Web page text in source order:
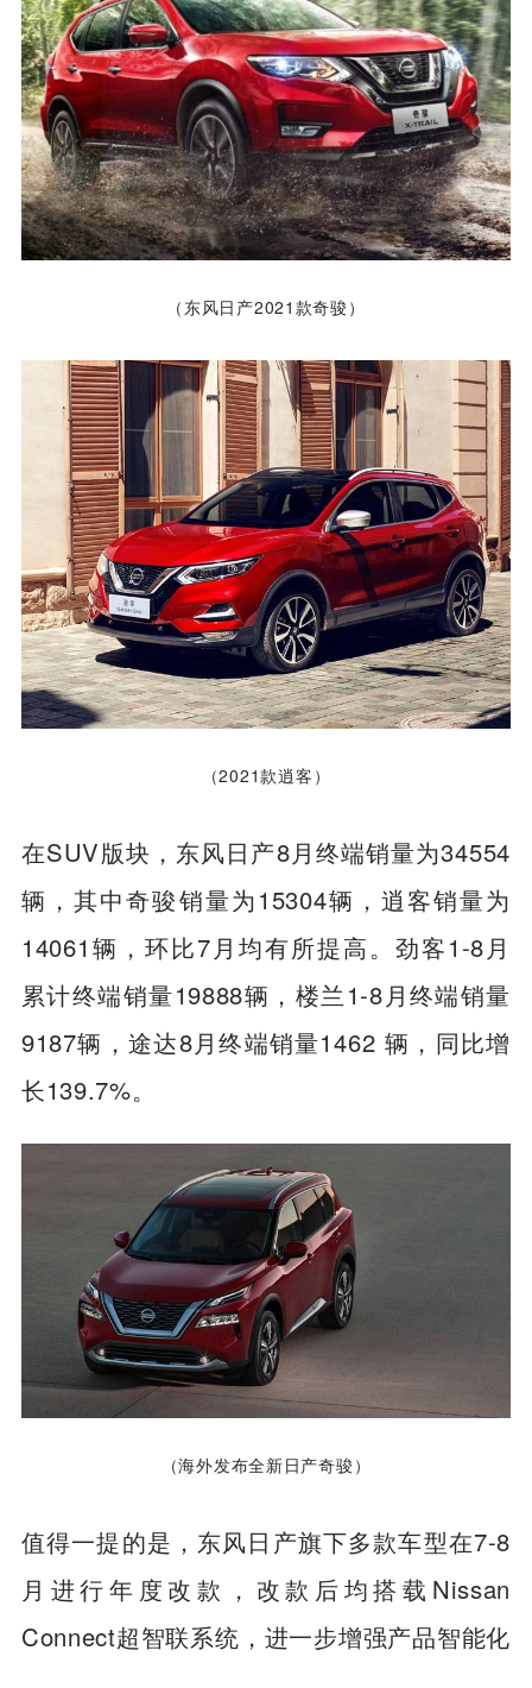
（东风日产2021款奇骏）
（2021款逍客）
在SUV版块，东风日产8月终端销量为34554
辆，其中奇骏销量为15304辆，逍客销量为
14061辆，环比7月均有所提高。劲客1-8月
累计终端销量19888辆，楼兰1-8月终端销量
9187辆，途达8月终端销量1462 辆，同比增
长139.7%。
（海外发布全新日产奇骏）
值得一提的是，东风日产旗下多款车型在7-8
月进行年度改款，改款后均搭载Nissan
Connect超智联系统，进一步增强产品智能化